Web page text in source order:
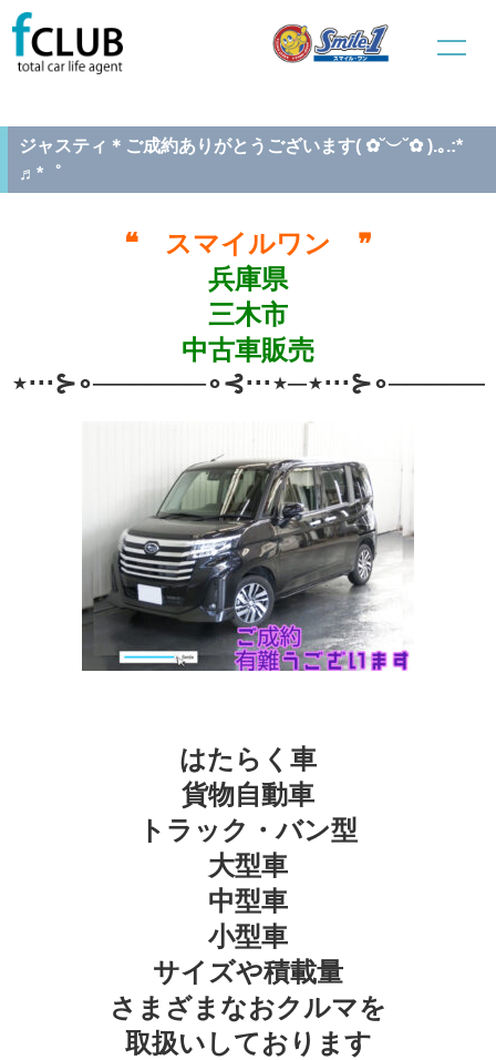
ホーム
ジャスティ＊ご成約ありがとうございます( ✿˘︶˘✿ ).｡.:* ♬*゜
ジャスティ＊ご成約ありがとうございます( ✿˘︶˘✿ ).｡.:*
♬*゜
❝ スマイルワン ❞
兵庫県
三木市
中古車販売
はたらく車
貨物自動車
トラック・バン型
大型車
中型車
小型車
サイズや積載量
さまざまなおクルマを
取扱いしております